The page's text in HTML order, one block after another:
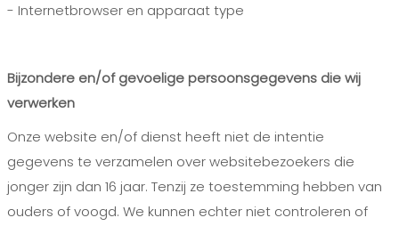
- Internetbrowser en apparaat type
Bijzondere en/of gevoelige persoonsgegevens die wij
verwerken
Onze website en/of dienst heeft niet de intentie
gegevens te verzamelen over websitebezoekers die
jonger zijn dan 16 jaar. Tenzij ze toestemming hebben van
ouders of voogd. We kunnen echter niet controleren of